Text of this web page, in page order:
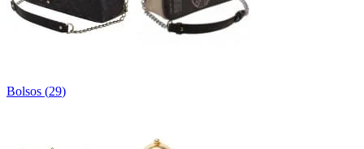
Bolsos (29)